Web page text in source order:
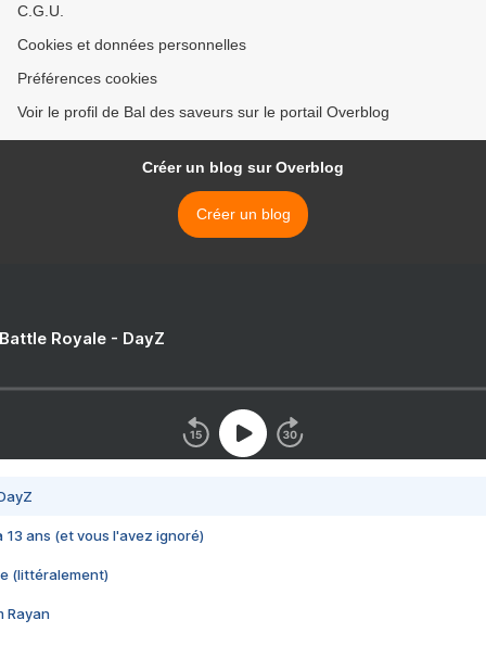
C.G.U.
Cookies et données personnelles
Préférences cookies
Voir le profil de Bal des saveurs sur le portail Overblog
Créer un blog sur Overblog
Créer un blog
Royale - DayZ
13 ans (et vous l'avez ignoré)
(littéralement)
Rayan